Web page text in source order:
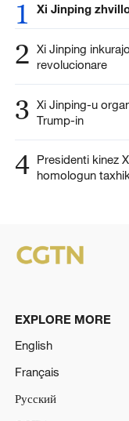
1 Xi Jinping
2 Xi Jinping
revolucionare
3 Xi Jinping-u
Trump-in
4 Presidenti kinez
homologun
EXPLORE MORE
English
Français
Русский